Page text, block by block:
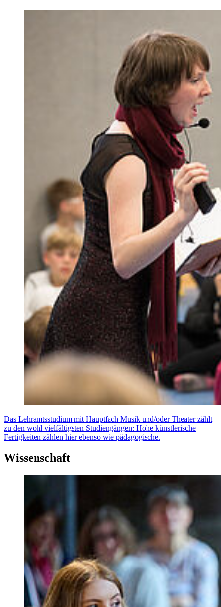
Das Lehramtsstudium mit Hauptfach Musik und/oder Theater zählt
zu den wohl vielfältigsten Studiengängen: Hohe künstlerische
Fertigkeiten zählen hier ebenso wie pädagogische.
Wissenschaft